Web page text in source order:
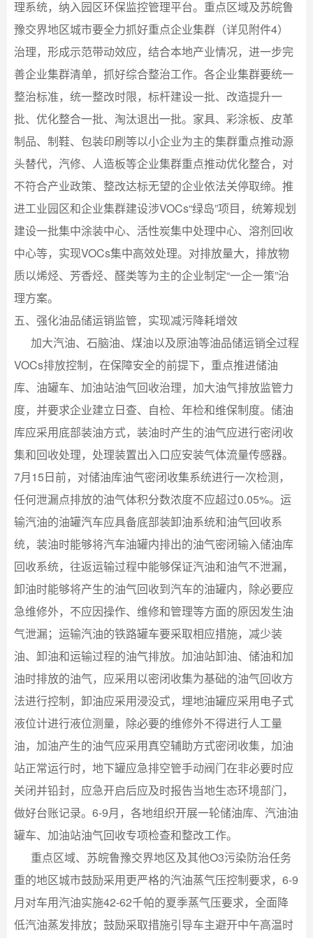
理系统，纳入园区环保监控管理平台。重点区域及苏皖鲁
豫交界地区城市要全力抓好重点企业集群（详见附件4）
治理，形成示范带动效应，结合本地产业情况，进一步完
善企业集群清单，抓好综合整治工作。各企业集群要统一
整治标准，统一整改时限，标杆建设一批、改造提升一
批、优化整合一批、淘汰退出一批。家具、彩涂板、皮革
制品、制鞋、包装印刷等以小企业为主的集群重点推动源
头替代，汽修、人造板等企业集群重点推动优化整合，对
不符合产业政策、整改达标无望的企业依法关停取缔。推
进工业园区和企业集群建设涉VOCs“绿岛”项目，统筹规划
建设一批集中涂装中心、活性炭集中处理中心、溶剂回收
中心等，实现VOCs集中高效处理。对排放量大，排放物
质以烯烃、芳香烃、醛类等为主的企业制定“一企一策”治
理方案。
五、强化油品储运销监管，实现减污降耗增效
加大汽油、石脑油、煤油以及原油等油品储运销全过程
VOCs排放控制，在保障安全的前提下，重点推进储油
库、油罐车、加油站油气回收治理，加大油气排放监管力
度，并要求企业建立日查、自检、年检和维保制度。储油
库应采用底部装油方式，装油时产生的油气应进行密闭收
集和回收处理，处理装置出入口应安装气体流量传感器。
7月15日前，对储油库油气密闭收集系统进行一次检测，
任何泄漏点排放的油气体积分数浓度不应超过0.05%。运
输汽油的油罐汽车应具备底部装卸油系统和油气回收系
统，装油时能够将汽车油罐内排出的油气密闭输入储油库
回收系统，往返运输过程中能够保证汽油和油气不泄漏，
卸油时能够将产生的油气回收到汽车的油罐内，除必要应
急维修外，不应因操作、维修和管理等方面的原因发生油
气泄漏；运输汽油的铁路罐车要采取相应措施，减少装
油、卸油和运输过程的油气排放。加油站卸油、储油和加
油时排放的油气，应采用以密闭收集为基础的油气回收方
法进行控制，卸油应采用浸没式，埋地油罐应采用电子式
液位计进行液位测量，除必要的维修外不得进行人工量
油，加油产生的油气应采用真空辅助方式密闭收集，加油
站正常运行时，地下罐应急排空管手动阀门在非必要时应
关闭并铅封，应急开启后应及时报告当地生态环境部门，
做好台账记录。6-9月，各地组织开展一轮储油库、汽油油
罐车、加油站油气回收专项检查和整改工作。
重点区域、苏皖鲁豫交界地区及其他O3污染防治任务
重的地区城市鼓励采用更严格的汽油蒸气压控制要求，6-9
月对车用汽油实施42-62千帕的夏季蒸气压要求，全面降
低汽油蒸发排放；鼓励采取措施引导车主避开中午高温时